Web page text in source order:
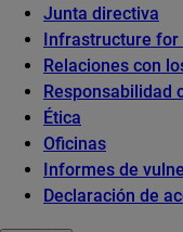
Junta directiva
Infrastructure
Relaciones con
Responsabilidad
Ética
Oficinas
Informes de
Declaración de